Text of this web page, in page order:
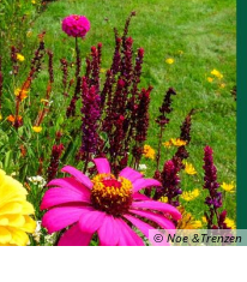
© Noe &Trenzen